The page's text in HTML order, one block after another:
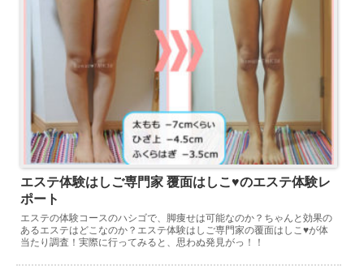
エステ体験はしご専門家 覆面はしこ♥のエステ体験レ
ポート
エステの体験コースのハシゴで、脚痩せは可能なのか？ちゃんと効果の
あるエステはどこなのか？エステ体験はしご専門家の覆面はしこ♥が体
当たり調査！実際に行ってみると、思わぬ発見がっ！！